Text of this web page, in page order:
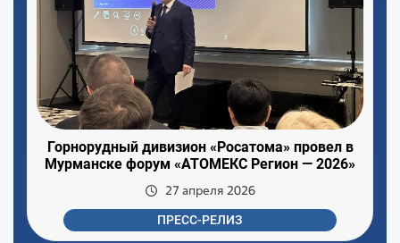
Горнорудный дивизион «Росатома» провел в
Мурманске форум «АТОМЕКС Регион — 2026»
27 апреля 2026
ПРЕСС-РЕЛИЗ